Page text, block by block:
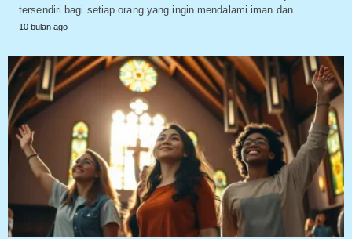
tersendiri bagi setiap orang yang ingin mendalami iman dan…
10 bulan ago